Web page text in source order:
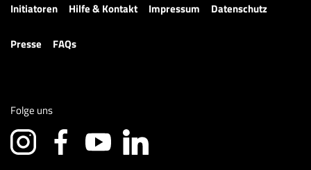
Initiatoren Hilfe & Kontakt Impressum Datenschutz
Presse FAQs
Folge uns